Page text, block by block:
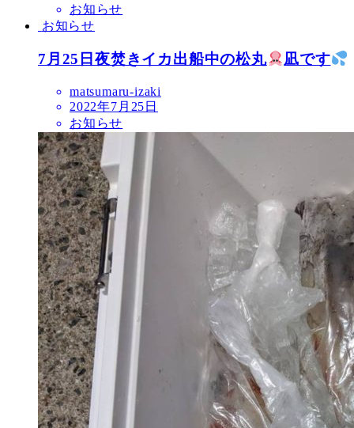
お知らせ
お知らせ
7月25日夜焚きイカ出船中の松丸 凪です
matsumaru-izaki
2022年7月25日
お知らせ